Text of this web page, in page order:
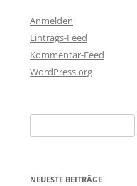
Anmelden
Eintrags-Feed
Kommentar-Feed
WordPress.org
nach:
NEUESTE BEITRÄGE